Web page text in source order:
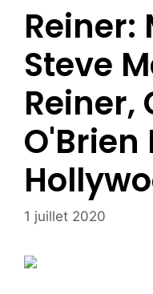
Reiner:
Steve
Reiner,
O'Brien
1 juillet 2020